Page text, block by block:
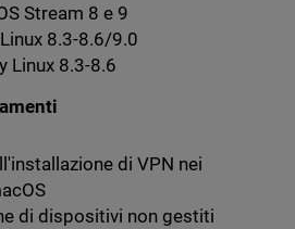
Stream 8 e 9
8.3-8.6/9.0
Linux 8.3-8.6
di VPN nei
di dispositivi non gestiti